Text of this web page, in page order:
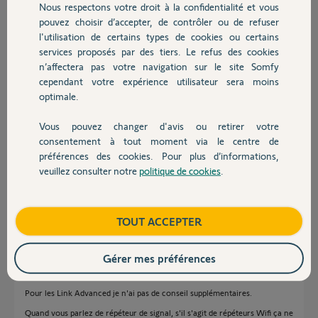
Chauffage
Autres produits
Devis avec un pro
Contact
Protexiom ultimate gsm qui a 17 ans et jusqu'à il y a un an marchait
très bien, mais depuis je reçois souvent des messages des détecteurs
d'ouverture, (radio link) pourtant les batteries sont bonnes
intéressant ce n'est jamais les mêmes on dirait qu' il y a un
roulement, est ce la fin de la centrale ?
Michel F.
il y a plus d'un an
Participer au fil de discussion
Réponses
Pour la Protexiom changer les piles de la centrale.
Pour les Link Advanced je n'ai pas de conseil supplémentaires.
Quand vous parlez de répéteur de signal, s'il s'agit de répéteurs Wifi ça ne
Nous respectons votre droit à la confidentialité et vous
pouvez choisir d’accepter, de contrôler ou de refuser
l'utilisation de certains types de cookies ou certains
services proposés par des tiers. Le refus des cookies
n’affectera pas votre navigation sur le site Somfy
cependant votre expérience utilisateur sera moins
optimale.
Vous pouvez changer d'avis ou retirer votre
consentement à tout moment via le centre de
préférences des cookies. Pour plus d’informations,
veuillez consulter notre politique de cookies
TOUT ACCEPTER
Gérer mes préférences